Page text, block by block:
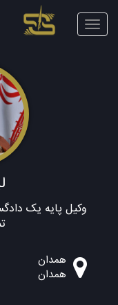
Toggle
navigation
وکیل پایه یک
همدان
همدان